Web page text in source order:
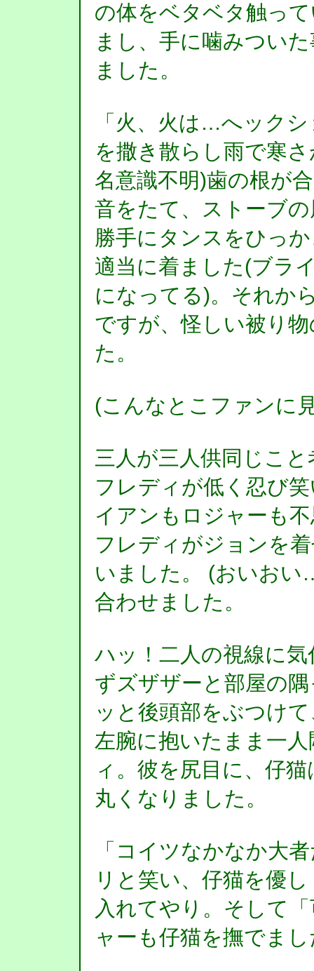
の体をベタベタ触っ
まし、手に噛みつい
ました。
「火、火は…へック
を撒き散らし雨で寒
名意識不明)歯の根が
音をたて、ストーブ
勝手にタンスをひっ
適当に着ました(ブラ
になってる)。それか
ですが、怪しい被り
た。
(こんなとこファンに
三人が三人供同じこ
フレディが低く忍び
イアンもロジャーも
フレディがジョンを
いました。 (おいお
合わせました。
ハッ！二人の視線に
ずズザザーと部屋の
ッと後頭部をぶつけ
左腕に抱いたまま一
ィ。彼を尻目に、仔
丸くなりました。
「コイツなかなか大
リと笑い、仔猫を優
入れてやり。そして
ャーも仔猫を撫でま